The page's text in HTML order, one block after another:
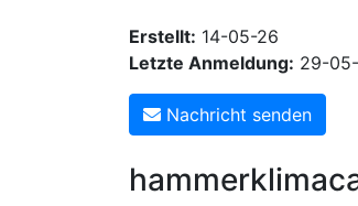
Erstellt: 14-05-26
Letzte Anmeldung: 29-
Nachricht senden